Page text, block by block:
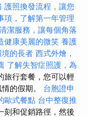
護照換發流程，讓您
項，了解第一年管理
潔服務，讓每個角落
健康美麗的微笑 養護
的長者 西式外燴，
了解失智症照護，為
旅行套餐，您可以輕
的假期。 台胞證申
歐式餐點 台中整復推
刻和促銷路徑，然後